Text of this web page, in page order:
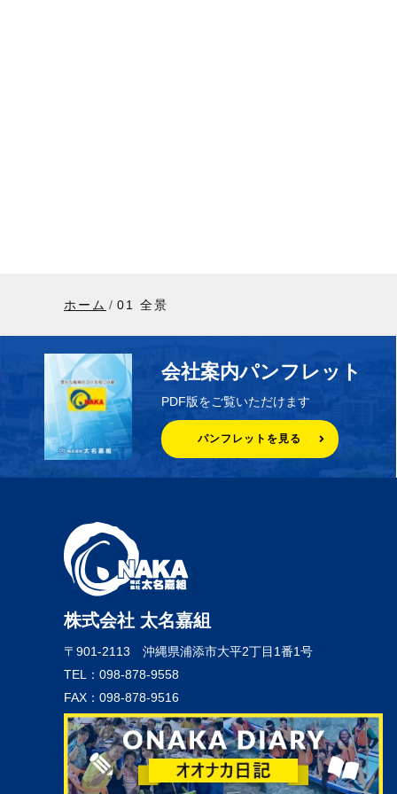
ホーム 01 全景
会社案内パンフレット
PDF版をご覧いただけます
パンフレットを見る
株式会社 太名嘉組
〒901-2113 沖縄県浦添市大平2丁目1番1号
TEL：098-878-9558
FAX：098-878-9516